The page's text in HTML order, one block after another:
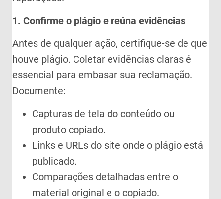
1. Confirme o plágio e reúna evidências
Antes de qualquer ação, certifique-se de que
houve plágio. Coletar evidências claras é
essencial para embasar sua reclamação.
Documente:
Capturas de tela do conteúdo ou
produto copiado.
Links e URLs do site onde o plágio está
publicado.
Comparações detalhadas entre o
material original e o copiado.